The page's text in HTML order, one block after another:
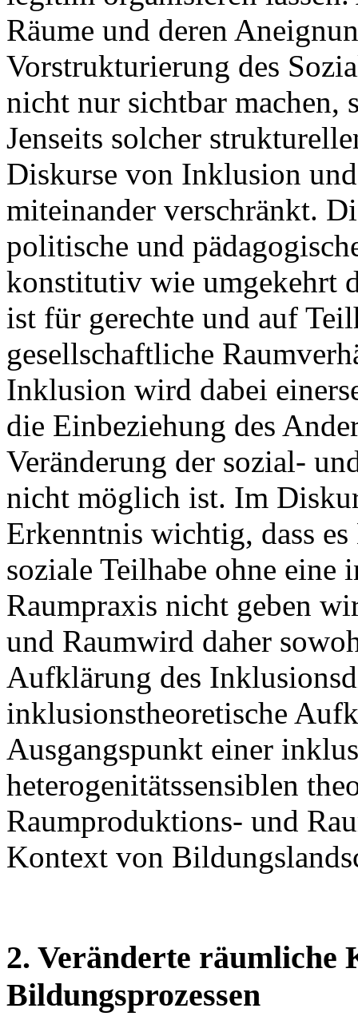
Räume und deren
Vorstrukturierung des
nicht nur sichtbar machen,
Jenseits solcher
Diskurse von Inklusion
miteinander verschränkt.
politische und
konstitutiv wie umgekehrt
ist für gerechte und auf
gesellschaftliche
Inklusion wird dabei
die Einbeziehung des
Veränderung der sozial-
nicht möglich ist. Im
Erkenntnis wichtig, dass
soziale Teilhabe ohne eine
Raumpraxis nicht geben
und Raumwird daher
Aufklärung des
inklusionstheoretische
Ausgangspunkt einer
heterogenitätssensiblen
Raumproduktions- und
Kontext von
2. Veränderte räumliche
Bildungsprozessen